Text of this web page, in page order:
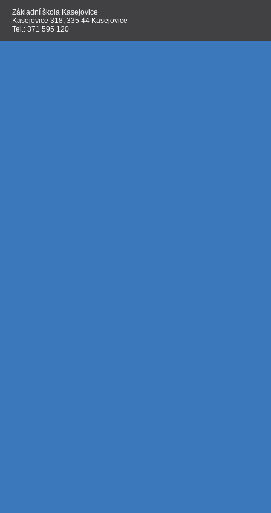
Základní škola Kasejovice
Kasejovice 318, 335 44 Kasejovice
Tel.: 371 595 120